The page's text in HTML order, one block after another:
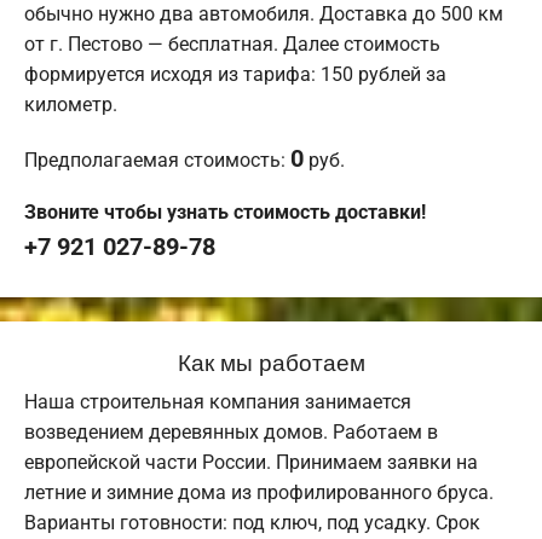
обычно нужно два автомобиля. Доставка до 500 км
от г. Пестово — бесплатная. Далее стоимость
формируется исходя из тарифа: 150 рублей за
километр.
Предполагаемая стоимость: 0 руб.
Звоните чтобы узнать стоимость доставки!
+7 921 027-89-78
Как мы работаем
Наша строительная компания занимается
возведением деревянных домов. Работаем в
европейской части России. Принимаем заявки на
летние и зимние дома из профилированного бруса.
Варианты готовности: под ключ, под усадку. Срок